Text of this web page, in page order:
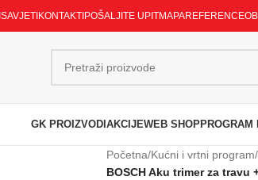
SAVJETI KONTAKTI POŠALJITE UPITMAPAREFERENCE
GK PROIZVODI AKCIJEWEB SHOPPROGRAM
Početna/Kućni i vrtni program/
BOSCH Aku trimer za travu